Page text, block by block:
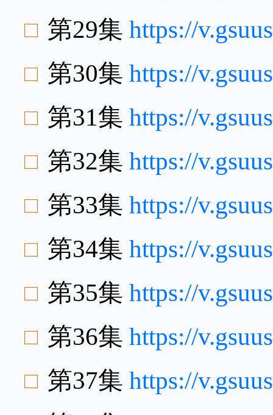
第29集 https://
第30集 https://
第31集 https://
第32集 https://
第33集 https://
第34集 https://
第35集 https://
第36集 https://
第37集 https://